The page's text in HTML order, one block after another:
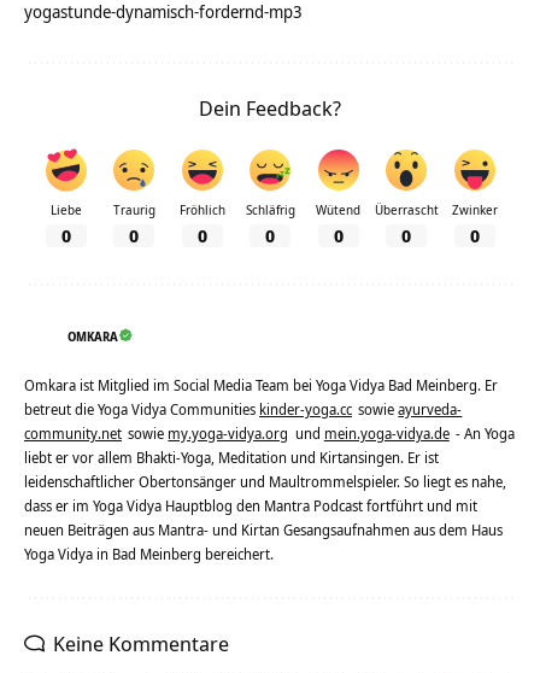
yogastunde-dynamisch-fordernd-mp3
Dein Feedback?
Liebe
0
Traurig
0
Fröhlich
0
Schläfrig
0
Wütend
0
Überrascht
0
Zwinker
0
OMKARA
Omkara ist Mitglied im Social Media Team bei Yoga Vidya Bad Meinberg. Er
betreut die Yoga Vidya Communities kinder-yoga.cc sowieayurveda-
community.net sowie my.yoga-vidya.org und mein.yoga-vidya.de - An Yoga
liebt er vor allem Bhakti-Yoga, Meditation und Kirtansingen. Er ist
leidenschaftlicher Obertonsänger und Maultrommelspieler. So liegt es nahe,
dass er im Yoga Vidya Hauptblog den Mantra Podcast fortführt und mit
neuen Beiträgen aus Mantra- und Kirtan Gesangsaufnahmen aus dem Haus
Yoga Vidya in Bad Meinberg bereichert.
Keine Kommentare